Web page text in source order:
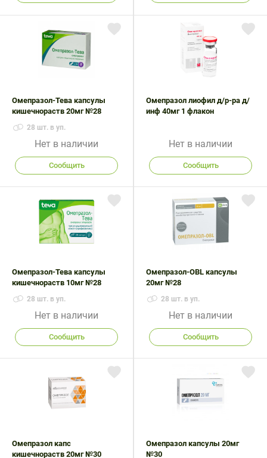
Омепразол-Тева капсулы
кишечнораств 20мг №28
28 шт. в уп.
Нет в наличии
Сообщить
Омепразол лиофил д/р-ра д/
инф 40мг 1 флакон
Нет в наличии
Сообщить
Омепразол-Тева капсулы
кишечнораств 10мг №28
28 шт. в уп.
Нет в наличии
Сообщить
Омепразол-OBL капсулы
20мг №28
28 шт. в уп.
Нет в наличии
Сообщить
Омепразол капс
кишечнораств 20мг №30
Омепразол капсулы 20мг
№30